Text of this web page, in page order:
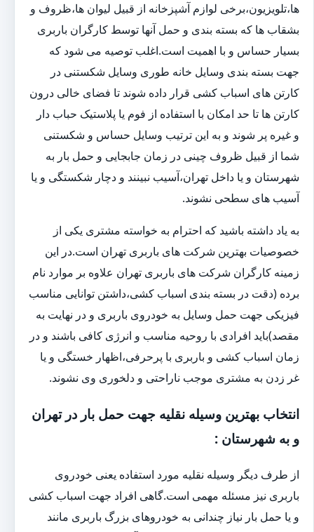
ها،تلویزیون،برخی لوازم آشپزخانه از قبیل لیوان ها،ظروف و
بشقاب ها که بسته بندی و حمل آنها توسط کارگران باربری
بسیار حساس و با اهمیت است.اغلب توصیه می شود که
جهت بسته بندی وسایل خانه طوری وسایل شکستنی در
کارتن های اسباب کشی قرار داده شوند تا فضای خالی درون
کارتن ها تا حد امکان با استفاده از فوم یا پلاستیک حباب دار
و غیره پر شوند و به این ترتیب وسایل حساس و شکستنی
شما از قبیل ظروف چینی در زمان جابجایی و حمل بار به
شهرستان و یا داخل تهران،آسیب نبینند و دچار شکستگی و یا
آسیب های سطحی نشوند.
به یاد داشته باشید که احترام به خواسته مشتری یکی از
خصوصیات بهترین شرکت های باربری تهران است.در این
زمینه کارگران شرکت های باربری تهران علاوه بر موارد نام
برده (دقت در بسته بندی اسباب کشی،داشتن توانایی مناسب
فیزیکی جهت حمل وسایل به خودروی باربری و در نهایت به
مقصد)باید افرادی با روحیه مناسب و انرژی کافی باشند و در
زمان اسباب کشی و باربری با پرحرفی،اظهار خستگی و یا
غر زدن به مشتری موجب ناراحتی و دلخوری وی نشوند.
انتخاب بهترین وسیله نقلیه جهت حمل بار در تهران
و به شهرستان :
از طرف دیگر وسیله نقلیه مورد استفاده یعنی خودروی
باربری نیز مسئله مهمی است.گاهی افراد جهت اسباب کشی
و یا حمل بار نیاز چندانی به خودروهای بزرگ باربری مانند